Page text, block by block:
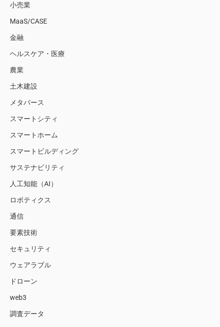
小売業
MaaS/CASE
金融
ヘルスケア・医療
農業
土木建設
メタバース
スマートシティ
スマートホーム
スマートビルディング
サステナビリティ
人工知能（AI）
ロボティクス
通信
要素技術
セキュリティ
ウェアラブル
ドローン
web3
調査データ